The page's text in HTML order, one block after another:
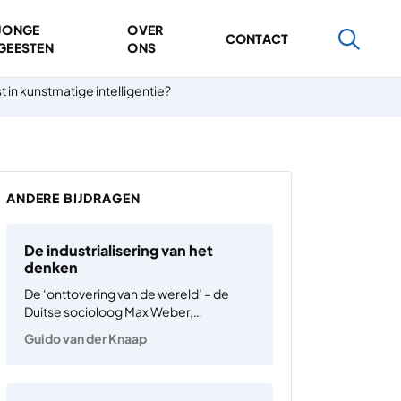
OVER
ONS
CONTACT
in kunstmatige intelligentie?
ANDERE BIJDRAGEN
De industrialisering van het
denken
De ‘onttovering van de wereld’ – de
Duitse socioloog Max Weber,
AI nog toekomstmuziek was. Webers
Guido van der Knaap